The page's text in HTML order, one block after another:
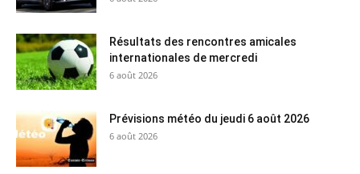
Résultats des rencontres amicales
internationales de mercredi
6 août 2026
Prévisions météo du jeudi 6 août 2026
6 août 2026